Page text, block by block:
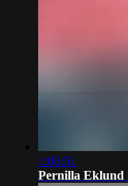
1:06:51
Pernilla Eklund